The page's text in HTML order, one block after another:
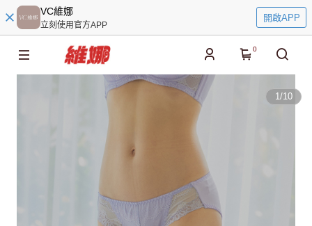
VC維娜
立刻使用官方APP
開啟APP
0
1/10